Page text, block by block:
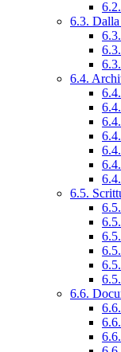
6.3.
6.4.
6.5.
6.6.